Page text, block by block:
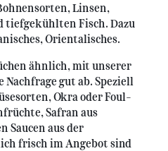
Linsen,
tiefgekühlten Fisch. Dazu
Orientalisches.
ähnlich, mit unserer
gut ab. Speziell
Okra oder Foul-
Safran aus
Saucen aus der
frisch im Angebot sind